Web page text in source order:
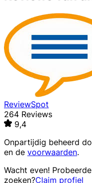
ReviewSpot
264 Reviews
9,4
Onpartijdig beheerd
en de voorwaarden.
Wacht even!
zoeken?Claim profiel